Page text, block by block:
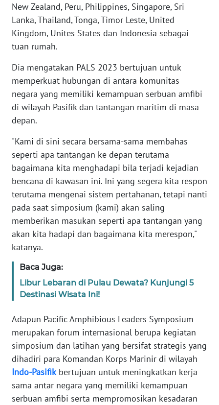
New Zealand, Peru, Philippines, Singapore, Sri
Lanka, Thailand, Tonga, Timor Leste, United
Kingdom, Unites States dan Indonesia sebagai
tuan rumah.
Dia mengatakan PALS 2023 bertujuan untuk
memperkuat hubungan di antara komunitas
negara yang memiliki kemampuan serbuan amfibi
di wilayah Pasifik dan tantangan maritim di masa
depan.
"Kami di sini secara bersama-sama membahas
seperti apa tantangan ke depan terutama
bagaimana kita menghadapi bila terjadi kejadian
bencana di kawasan ini. Ini yang segera kita respon
terutama mengenai sistem pertahanan, tetapi nanti
pada saat simposium (kami) akan saling
memberikan masukan seperti apa tantangan yang
akan kita hadapi dan bagaimana kita merespon,"
katanya.
Baca Juga:
Libur Lebaran di Pulau Dewata? Kunjungi 5
Destinasi Wisata Ini!
Adapun Pacific Amphibious Leaders Symposium
merupakan forum internasional berupa kegiatan
simposium dan latihan yang bersifat strategis yang
dihadiri para Komandan Korps Marinir di wilayah
Indo-Pasifikbertujuan untuk meningkatkan kerja
sama antar negara yang memiliki kemampuan
serbuan amfibi serta mempromosikan kesadaran
WN
KEPRI
WN
WN
PAPUA
BARAT
RIAU
WN
SERAMBI
JAMBI
WN
SULTRA
NTB
SULTENG
WN
SULBAR
WN
BABEL